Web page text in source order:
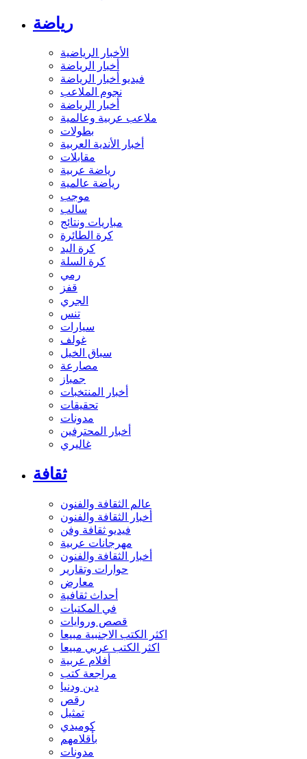
رياضة
الأخبار الرياضية
أخبار الرياضة
فيديو أخبار الرياضة
نجوم الملاعب
أخبار الرياضة
ملاعب عربية وعالمية
بطولات
أخبار الأندية العربية
مقابلات
رياضة عربية
رياضة عالمية
موجب
سالب
مباريات ونتائج
كرة الطائرة
كرة اليد
كرة السلة
رمي
قفز
الجري
تنس
سيارات
غولف
سباق الخيل
مصارعة
جمباز
أخبار المنتخبات
تحقيقات
مدونات
أخبار المحترفين
غاليري
ثقافة
عالم الثقافة والفنون
أخبار الثقافة والفنون
فيديو ثقافة وفن
مهرجانات عربية
أخبار الثقافة والفنون
حوارات وتقارير
معارض
أحداث ثقافية
في المكتبات
قصص وروايات
اكثر الكتب الاجنبية مبيعا
اكثر الكتب عربي مبيعا
أفلام عربية
مراجعة كتب
دين ودنيا
رقص
تمثيل
كوميدي
بأقلامهم
مدونات